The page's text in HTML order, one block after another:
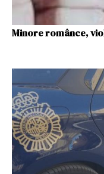
Minore românce,